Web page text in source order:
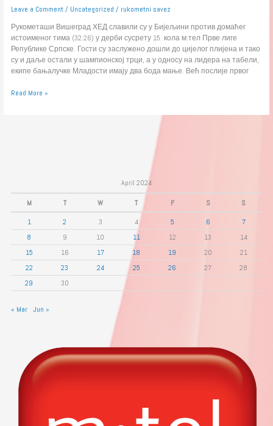
Leave a Comment / Uncategorized / rukometni savez
Рукометаши Вишеград ХЕД славили су у Бијељини против домаћег
истоименог тима (32:26) у дерби сусрету 15. кола м:тел Прве лиге
Републике Српске. Гости су заслужено дошли до цијелог плијена и тако
су и даље остали у шампионској трци, а у односу на лидера на табели,
екипе бањалучке Младости имају два бода мање. Већ послије првог
Read More »
April 2024
M T W T F S S
1 2 3 4 5 6
7
8
9 10 11 12 13
14
15
16 17 18 19 20
21
22
23 24 25 26 27
28
29
30
« Mar Jun »